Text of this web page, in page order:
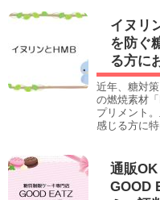
イヌリ
を防ぐ
る方に
近年、糖対
の燃焼素材
プリメント
感じる方に
通販
GOOD